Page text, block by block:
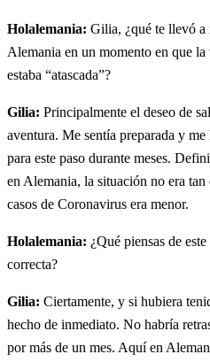
Holalemania: Gilia, ¿qué te llevó a
Alemania en un momento en que
estaba “atascada”?
Gilia: Principalmente el deseo de
aventura. Me sentía preparada y
para este paso durante meses.
en Alemania, la situación no era
casos de Coronavirus era menor.
Holalemania: ¿Qué piensas de
correcta?
Gilia: Ciertamente, y si hubiera
hecho de inmediato. No habría
por más de un mes. Aquí en